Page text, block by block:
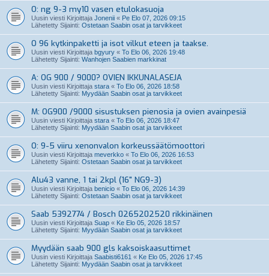
O: ng 9-3 my10 vasen etulokasuoja
Uusin viesti Kirjoittaja Jonenii « Pe Elo 07, 2026 09:15
Lähetetty Sijainti: Ostetaan Saabin osat ja tarvikkeet
O 96 kytkinpaketti ja isot vilkut eteen ja taakse.
Uusin viesti Kirjoittaja bgyury « To Elo 06, 2026 19:48
Lähetetty Sijainti: Wanhojen Saabien markkinat
A: OG 900 / 9000? OVIEN IKKUNALASEJA
Uusin viesti Kirjoittaja stara « To Elo 06, 2026 18:58
Lähetetty Sijainti: Myydään Saabin osat ja tarvikkeet
M: OG900 /9000 sisustuksen pienosia ja ovien avainpesiä
Uusin viesti Kirjoittaja stara « To Elo 06, 2026 18:47
Lähetetty Sijainti: Myydään Saabin osat ja tarvikkeet
O: 9-5 viiru xenonvalon korkeussäätömoottori
Uusin viesti Kirjoittaja meverkko « To Elo 06, 2026 16:53
Lähetetty Sijainti: Ostetaan Saabin osat ja tarvikkeet
Alu43 vanne, 1 tai 2kpl (16" NG9-3)
Uusin viesti Kirjoittaja benicio « To Elo 06, 2026 14:39
Lähetetty Sijainti: Ostetaan Saabin osat ja tarvikkeet
Saab 5392774 / Bosch 0265202520 rikkinäinen
Uusin viesti Kirjoittaja Suap « Ke Elo 05, 2026 18:57
Lähetetty Sijainti: Myydään Saabin osat ja tarvikkeet
Myydään saab 900 gls kaksoiskaasuttimet
Uusin viesti Kirjoittaja Saabisti6161 « Ke Elo 05, 2026 17:45
Lähetetty Sijainti: Myydään Saabin osat ja tarvikkeet